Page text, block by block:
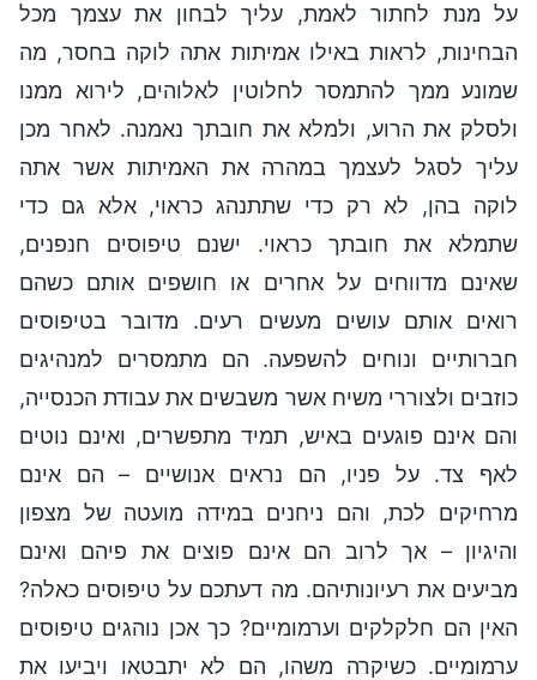
על מנת לחתור לאמת, עליך לבחון את עצמך מכל
הבחינות, לראות באילו אמיתות אתה לוקה בחסר, מה
שמונע ממך להתמסר לחלוטין לאלוהים, לירוא ממנו
ולסלק את הרוע, ולמלא את חובתך נאמנה. לאחר מכן
עליך לסגל לעצמך במהרה את האמיתות אשר אתה
לוקה בהן, לא רק כדי שתתנהג כראוי, אלא גם כדי
שתמלא את חובתך כראוי. ישנם טיפוסים חנפנים,
שאינם מדווחים על אחרים או חושפים אותם כשהם
רואים אותם עושים מעשים רעים. מדובר בטיפוסים
חברותיים ונוחים להשפעה. הם מתמסרים למנהיגים
כוזבים ולצוררי משיח אשר משבשים את עבודת הכנסייה,
והם אינם פוגעים באיש, תמיד מתפשרים, ואינם נוטים
לאף צד. על פניו, הם נראים אנושיים – הם אינם
מרחיקים לכת, והם ניחנים במידה מועטה של מצפון
והיגיון – אך לרוב הם אינם פוצים את פיהם ואינם
מביעים את רעיונותיהם. מה דעתכם על טיפוסים כאלה?
האין הם חלקלקים וערמומיים? כך אכן נוהגים טיפוסים
ערמומיים. כשיקרה משהו, הם לא יתבטאו ויביעו את